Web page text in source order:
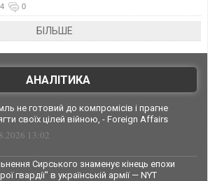
0
БІЛЬШЕ
АНАЛІТИКА
не готовий до компромісів і прагне
своїх цілей війною, - Foreign Affairs
13:02
Сирського знаменує кінець епохи
гвардії" в українській армії — NYT